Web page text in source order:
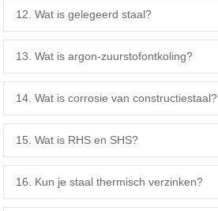
12. Wat is gelegeerd staal?
13. Wat is argon-zuurstofontkoling?
14. Wat is corrosie van constructiestaal?
15. Wat is RHS en SHS?
16. Kun je staal thermisch verzinken?